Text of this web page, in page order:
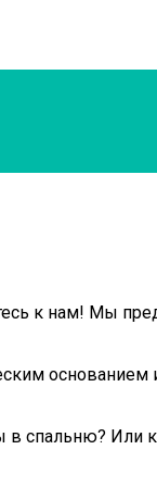
к нам! Мы
спальню? Или